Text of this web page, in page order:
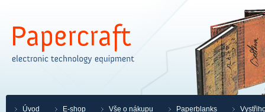
Úvod E-shop Vše o nákupu Paperblanks